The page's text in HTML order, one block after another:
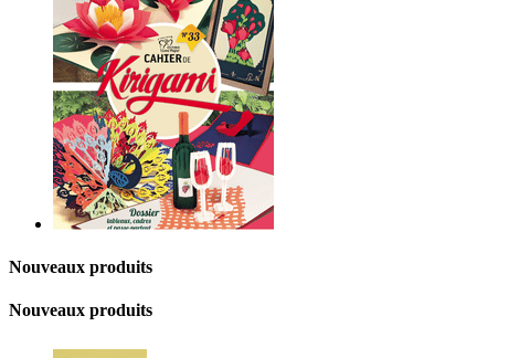
Nouveaux produits
Nouveaux produits